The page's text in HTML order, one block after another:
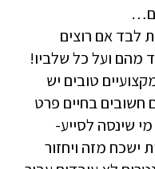
לבד אם רוצים
מהם ועל כל שלביו!
טובים יש
חשובים בחיים פרט
שינסה לסייע-
מזה ויחזור